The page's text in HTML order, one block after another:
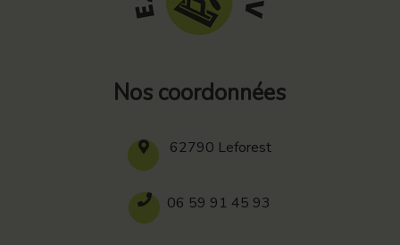
Nos coordonnées
62790 Leforest
06 59 91 45 93